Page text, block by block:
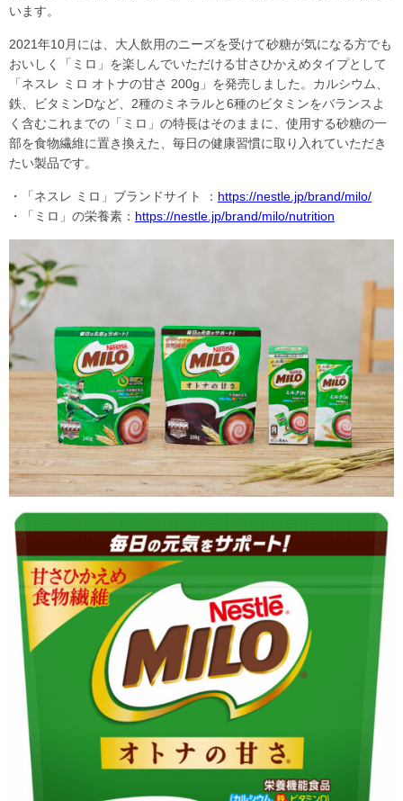
います。
2021年10月には、大人飲用のニーズを受けて砂糖が気になる方でも
おいしく「ミロ」を楽しんでいただける甘さひかえめタイプとして
「ネスレ ミロ オトナの甘さ 200g」を発売しました。カルシウム、
鉄、ビタミンDなど、2種のミネラルと6種のビタミンをバランスよ
く含むこれまでの「ミロ」の特長はそのままに、使用する砂糖の一
部を食物繊維に置き換えた、毎日の健康習慣に取り入れていただき
たい製品です。
・「ネスレ ミロ」ブランドサイト ： https://nestle.jp/brand/milo/
・「ミロ」の栄養素： https://nestle.jp/brand/milo/nutrition